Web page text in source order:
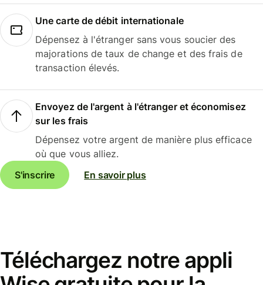
Une carte de débit internationale
Dépensez à l'étranger sans vous soucier des
majorations de taux de change et des frais de
transaction élevés.
Envoyez de l'argent à l'étranger et économisez
sur les frais
Dépensez votre argent de manière plus efficace
où que vous alliez.
S'inscrire
En savoir plus
Téléchargez notre appli